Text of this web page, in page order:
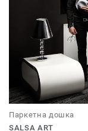
Паркетна дошка
SALSA ART